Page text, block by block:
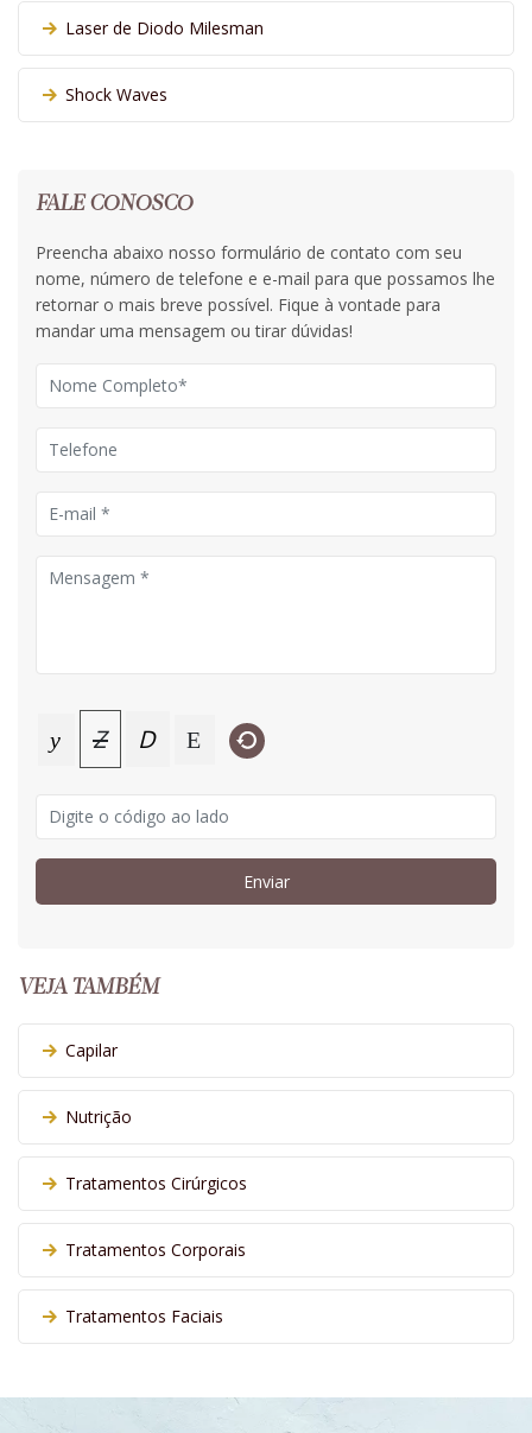
Laser de Diodo Milesman
Shock Waves
FALE CONOSCO
Preencha abaixo nosso formulário de contato com seu
nome, número de telefone e e-mail para que possamos lhe
retornar o mais breve possível. Fique à vontade para
mandar uma mensagem ou tirar dúvidas!
y Z D E
Enviar
VEJA TAMBÉM
Capilar
Nutrição
Tratamentos Cirúrgicos
Tratamentos Corporais
Tratamentos Faciais